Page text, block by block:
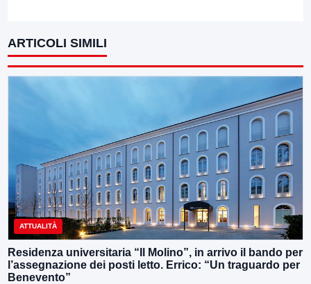
ARTICOLI SIMILI
ATTUALITÀ
Residenza universitaria “Il Molino”, in arrivo il bando per
l’assegnazione dei posti letto. Errico: “Un traguardo per
Benevento”